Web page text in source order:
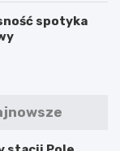
spotyka